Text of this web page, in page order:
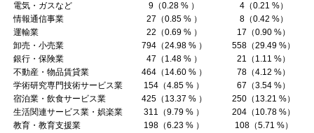
電気・ガスなど
9（0.28 % ）
4（0.21 %）
情報通信事業
27（0.85 % ）
8（0.42 %）
運輸業
22（0.69 % ）
17（0.90 %）
卸売・小売業
794（24.98 % ）
558（29.49 %）
銀行・保険業
47（1.48 % ）
21（1.11 %）
不動産・物品賃貸業
464（14.60 % ）
78（4.12 %）
学術研究専門技術サービス業
154（4.85 % ）
67（3.54 %）
宿泊業・飲食サービス業
425（13.37 % ）
250（13.21 %）
生活関連サービス業・娯楽業
311（9.79 % ）
204（10.78 %）
教育・教育支援業
198（6.23 % ）
108（5.71 %）